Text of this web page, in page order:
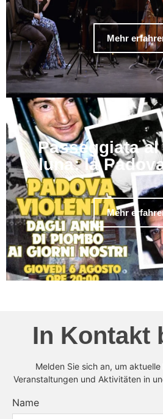
Mehr
Passeggiata
luna: la
Mehr
In Kontakt
Melden Sie sich an, um
Veranstaltungen und Aktivitäten in
Name